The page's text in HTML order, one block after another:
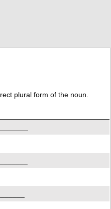
plural form of the noun.